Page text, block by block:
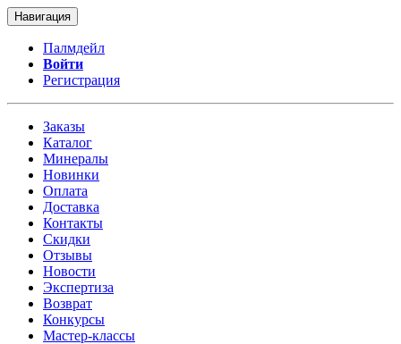
Навигация
Палмдейл
Войти
Регистрация
Заказы
Каталог
Минералы
Новинки
Оплата
Доставка
Контакты
Скидки
Отзывы
Новости
Экспертиза
Возврат
Конкурсы
Мастер-классы